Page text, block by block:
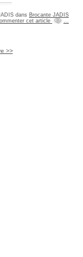
dans Brocante JADIS
cet article
>>